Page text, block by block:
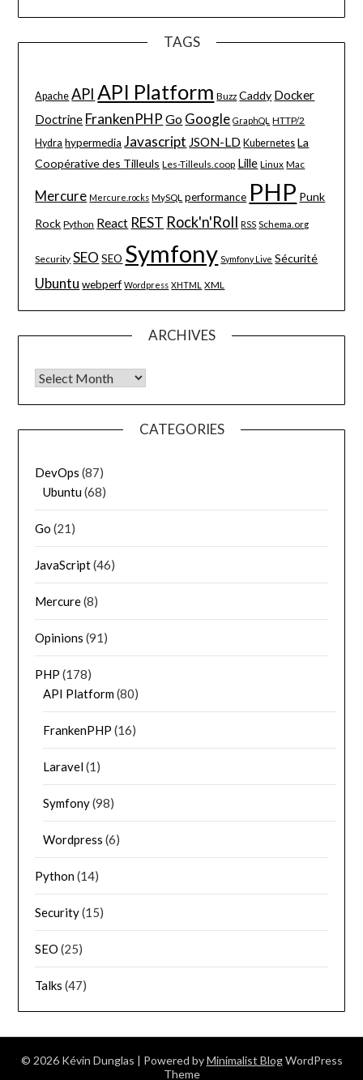
TAGS
Apache API API Platform Buzz Caddy Docker
Doctrine FrankenPHP Go Google GraphQL HTTP/2
Hydra hypermedia Javascript JSON-LD Kubernetes La
Coopérative des Tilleuls Les-Tilleuls.coop Lille Linux Mac
Mercure Mercure.rocks MySQL performance PHP Punk
Rock Python React REST Rock'n'Roll RSS Schema.org
Security SEO SEO Symfony Symfony Live Sécurité
Ubuntu webperf Wordpress XHTML XML
ARCHIVES
Archives
CATEGORIES
DevOps (87)
Ubuntu(68)
Go (21)
JavaScript(46)
Mercure(8)
Opinions (91)
PHP (178)
API Platform(80)
FrankenPHP (16)
Laravel(1)
Symfony(98)
Wordpress (6)
Python(14)
Security(15)
SEO (25)
Talks (47)
© 2026 Kévin Dunglas | Powered byMinimalist BlogWordPress
Theme